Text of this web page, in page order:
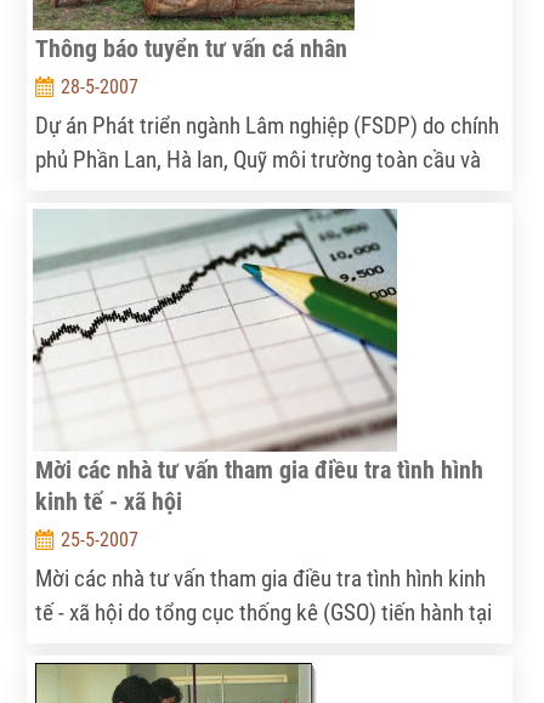
Thông báo tuyển tư vấn cá nhân
28-5-2007
Dự án Phát triển ngành Lâm nghiệp (FSDP) do chính
phủ Phần Lan, Hà lan, Quỹ môi trường toàn cầu và
74,5 triệu USD.
Mời các nhà tư vấn tham gia điều tra tình hình
kinh tế - xã hội
25-5-2007
Mời các nhà tư vấn tham gia điều tra tình hình kinh
tế - xã hội do tổng cục thống kê (GSO) tiến hành tại